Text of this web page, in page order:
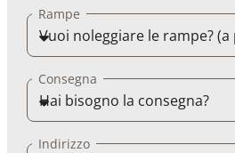
Rampe
Consegna
Indirizzo